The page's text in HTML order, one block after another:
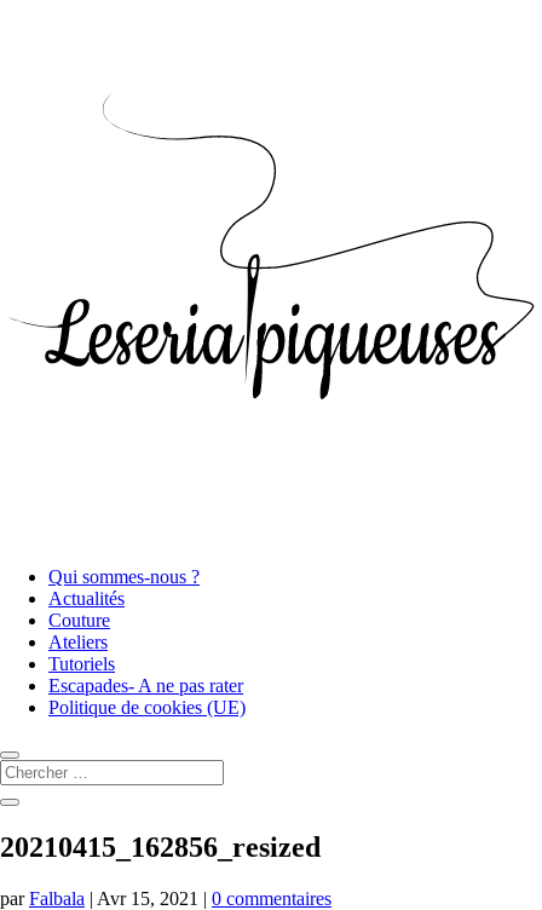
Qui sommes-nous ?
Actualités
Couture
Ateliers
Tutoriels
Escapades- A ne pas rater
Politique de cookies (UE)
20210415_162856_resized
parFalbala | Avr 15, 2021 | 0 commentaires